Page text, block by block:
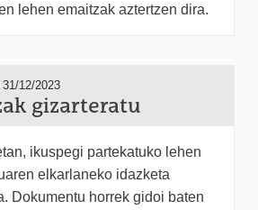
lehen emaitzak aztertzen dira.
12/2023
gizarteratu
ikuspegi partekatuko lehen
elkarlaneko idazketa
Dokumentu horrek gidoi baten